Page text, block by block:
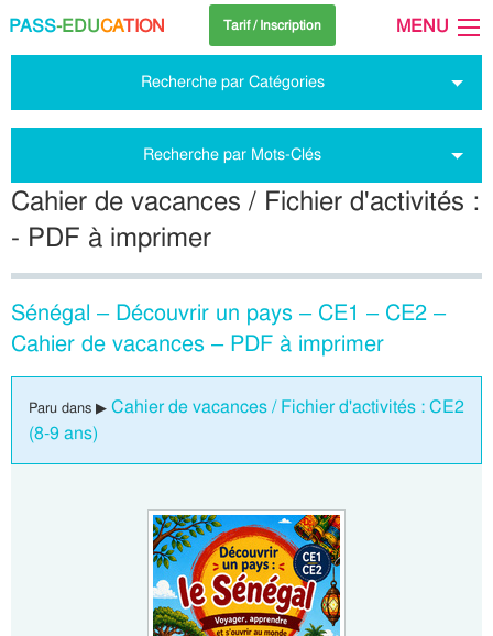
PASS-EDUCATION Tarif / Inscription MENU
Recherche par Catégories
Recherche par Mots-Clés
Cahier de vacances / Fichier d'activités :
- PDF à imprimer
Sénégal – Découvrir un pays – CE1 – CE2 –
Cahier de vacances – PDF à imprimer
Paru dans ▶ Cahier de vacances / Fichier d'activités : CE2
(8-9 ans)